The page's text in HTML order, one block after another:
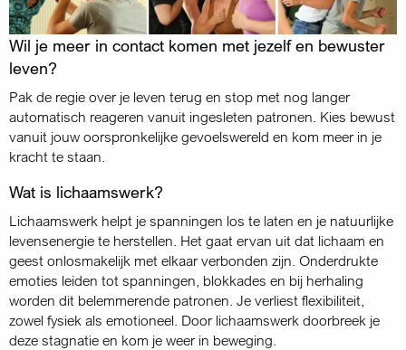
Wil je meer in contact komen met jezelf en bewuster
leven?
Pak de regie over je leven terug en stop met nog langer
automatisch reageren vanuit ingesleten patronen. Kies bewust
vanuit jouw oorspronkelijke gevoelswereld en kom meer in je
kracht te staan.
Wat is lichaamswerk?
Lichaamswerk helpt je spanningen los te laten en je natuurlijke
levensenergie te herstellen. Het gaat ervan uit dat lichaam en
geest onlosmakelijk met elkaar verbonden zijn. Onderdrukte
emoties leiden tot spanningen, blokkades en bij herhaling
worden dit belemmerende patronen. Je verliest flexibiliteit,
zowel fysiek als emotioneel. Door lichaamswerk doorbreek je
deze stagnatie en kom je weer in beweging.